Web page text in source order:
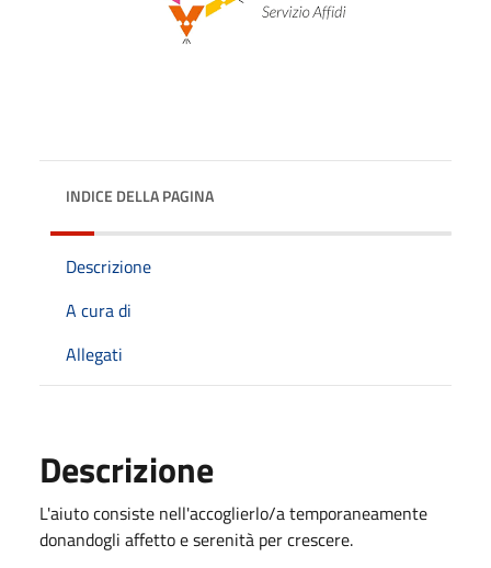
INDICE DELLA PAGINA
Descrizione
A cura di
Allegati
Descrizione
L'aiuto consiste nell'accoglierlo/a temporaneamente
donandogli affetto e serenità per crescere.